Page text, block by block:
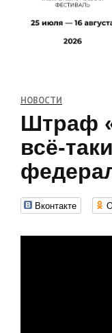
НОВОСТИ
Штраф
всё-
Вконтакте